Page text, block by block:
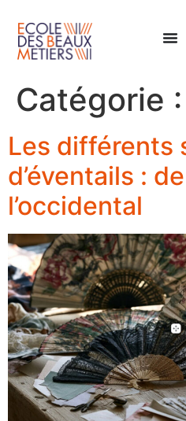
principal
Catégorie :
Les différents
d’éventails :
l’occidental